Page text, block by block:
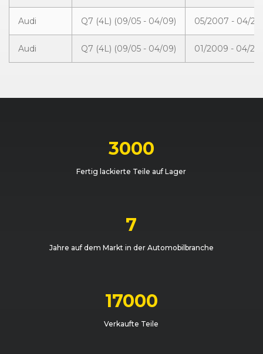
Audi Q7 (4L) (09/05 - 04/09) 05/2007 - 04/
Audi Q7 (4L) (09/05 - 04/09) 01/2009 - 04/
3000
Fertig lackierte Teile auf Lager
7
Jahre auf dem Markt in der Automobilbranche
17000
Verkaufte Teile